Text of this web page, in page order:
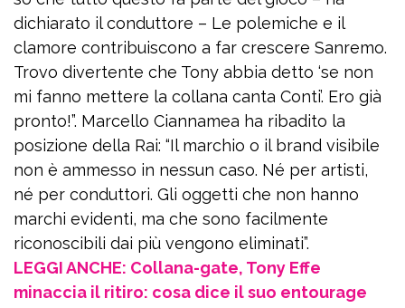
dichiarato il conduttore – Le polemiche e il
clamore contribuiscono a far crescere Sanremo.
Trovo divertente che Tony abbia detto ‘se non
mi fanno mettere la collana canta Conti’. Ero già
pronto!”. Marcello Ciannamea ha ribadito la
posizione della Rai: “Il marchio o il brand visibile
non è ammesso in nessun caso. Né per artisti,
né per conduttori. Gli oggetti che non hanno
marchi evidenti, ma che sono facilmente
riconoscibili dai più vengono eliminati”.
LEGGI ANCHE: Collana-gate, Tony Effe
minaccia il ritiro: cosa dice il suo entourage